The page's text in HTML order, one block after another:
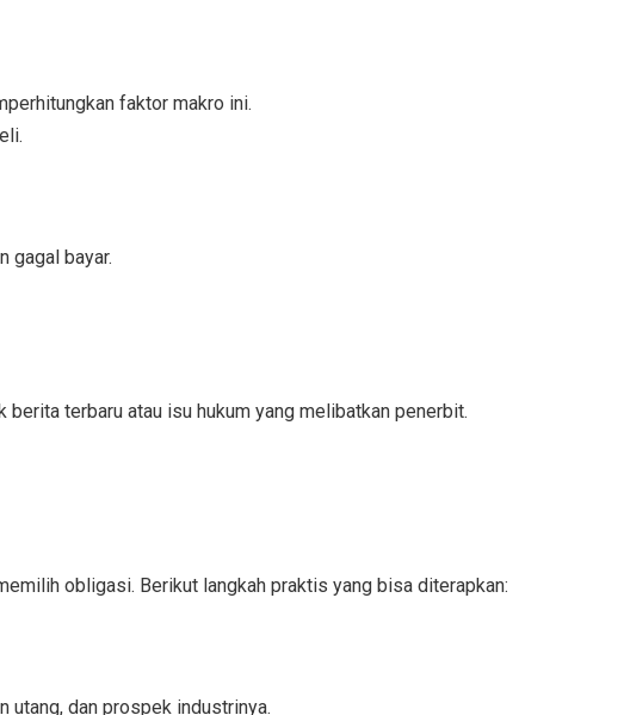
faktor makro ini.
gagal bayar.
terbaru atau isu hukum yang melibatkan penerbit.
obligasi. Berikut langkah praktis yang bisa diterapkan:
utang, dan prospek industrinya.